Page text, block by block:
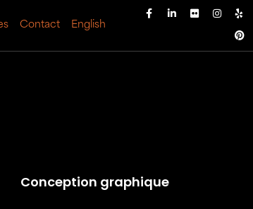
Contact English
Conception graphique